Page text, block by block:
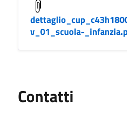
v_01_scuola-
Contatti